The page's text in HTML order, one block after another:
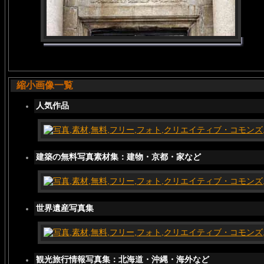
縮小画像一覧
人気作品
建築の無料写真素材集：建物・京都・家など
世界遺産写真集
観光旅行情報写真集：北海道・沖縄・海外など